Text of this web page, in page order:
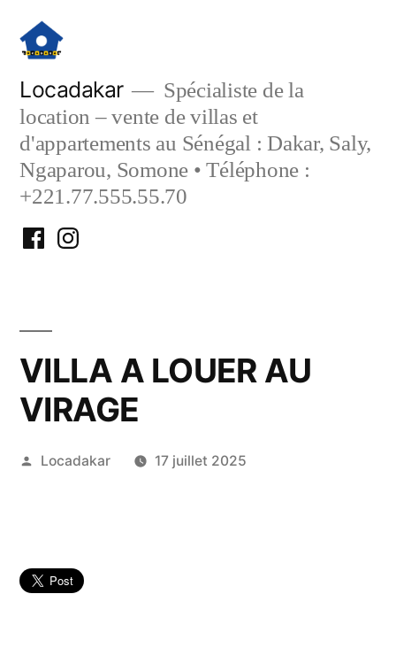
contenu
Locadakar
Spécialiste de la
location – vente de villas et
d'appartements au Sénégal : Dakar, Saly,
Ngaparou, Somone • Téléphone :
+221.77.555.55.70
FacebookInstagram
VILLA A LOUER AU
VIRAGE
Publié
Locadakar 17 juillet 2025